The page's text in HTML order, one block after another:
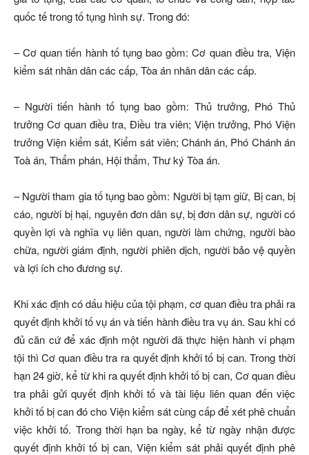
quốc tế trong tố tụng hình sự. Trong đó:
– Cơ quan tiến hành tố tụng bao gồm: Cơ quan điều tra, Viện
kiểm sát nhân dân các cấp, Tòa án nhân dân các cấp.
– Người tiến hành tố tụng bao gồm: Thủ trưởng, Phó Thủ
trưởng Cơ quan điều tra, Điều tra viên; Viện trưởng, Phó Viện
trưởng Viện kiểm sát, Kiểm sát viên; Chánh án, Phó Chánh án
Toà án, Thẩm phán, Hội thẩm, Thư ký Tòa án.
– Người tham gia tố tụng bao gồm: Người bị tạm giữ, Bị can, bị
cáo, người bị hại, nguyên đơn dân sự, bị đơn dân sự, người có
quyền lợi và nghĩa vụ liên quan, người làm chứng, người bào
chữa, người giám định, người phiên dịch, người bảo vệ quyền
và lợi ích cho đương sự.
Khi xác định có dấu hiệu của tội phạm, cơ quan điều tra phải ra
quyết định khởi tố vụ án và tiến hành điều tra vụ án. Sau khi có
đủ căn cứ để xác định một người đã thực hiện hành vi phạm
tội thì Cơ quan điều tra ra quyết định khởi tố bị can. Trong thời
hạn 24 giờ, kể từ khi ra quyết định khởi tố bị can, Cơ quan điều
tra phải gửi quyết định khởi tố và tài liệu liên quan đến việc
khởi tố bị can đó cho Viện kiểm sát cùng cấp để xét phê chuẩn
việc khởi tố. Trong thời hạn ba ngày, kể từ ngày nhận được
quyết định khởi tố bị can, Viện kiểm sát phải quyết định phê